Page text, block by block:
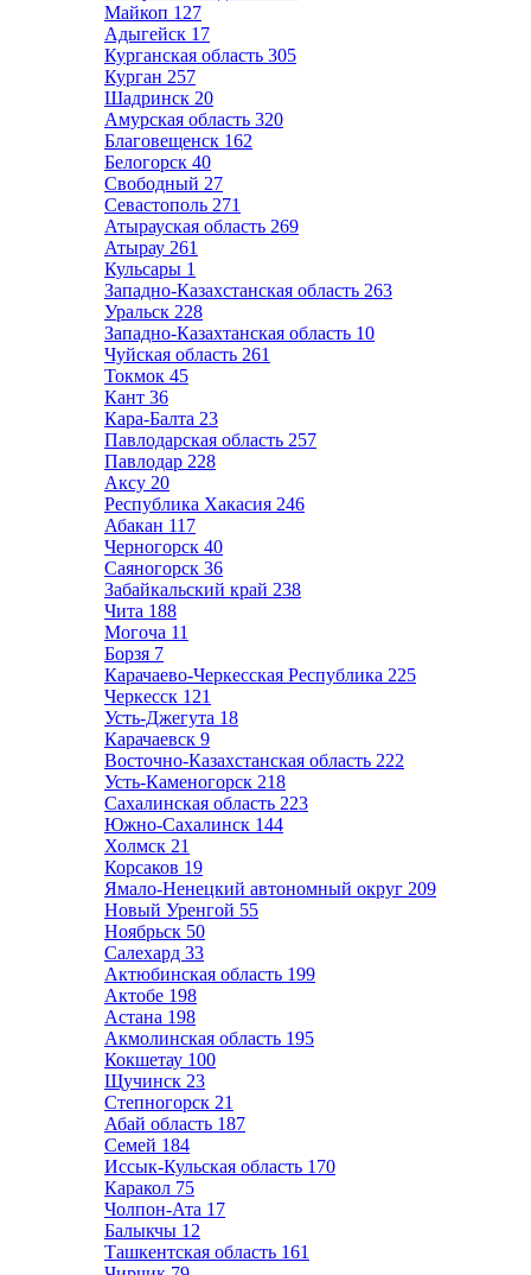
Майкоп 127
Адыгейск 17
Курганская область 305
Курган 257
Шадринск 20
Амурская область 320
Благовещенск 162
Белогорск 40
Свободный 27
Севастополь 271
Атырауская область 269
Атырау 261
Кульсары 1
Западно-Казахстанская область 263
Уральск 228
Западно-Казахтанская область 10
Чуйская область 261
Токмок 45
Кант 36
Кара-Балта 23
Павлодарская область 257
Павлодар 228
Аксу 20
Республика Хакасия 246
Абакан 117
Черногорск 40
Саяногорск 36
Забайкальский край 238
Чита 188
Могоча 11
Борзя 7
Карачаево-Черкесская Республика 225
Черкесск 121
Усть-Джегута 18
Карачаевск 9
Восточно-Казахстанская область 222
Усть-Каменогорск 218
Сахалинская область 223
Южно-Сахалинск 144
Холмск 21
Корсаков 19
Ямало-Ненецкий автономный округ 209
Новый Уренгой 55
Ноябрьск 50
Салехард 33
Актюбинская область 199
Актобе 198
Астана 198
Акмолинская область 195
Кокшетау 100
Щучинск 23
Степногорск 21
Абай область 187
Семей 184
Иссык-Кульская область 170
Каракол 75
Чолпон-Ата 17
Балыкчы 12
Ташкентская область 161